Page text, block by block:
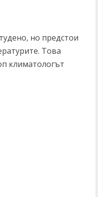
но предстои
Това
климатологът